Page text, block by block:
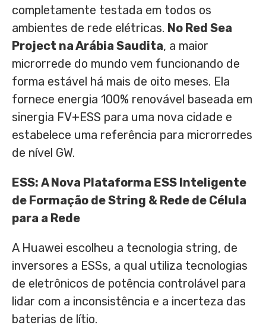
completamente testada em todos os
ambientes de rede elétricas. No Red Sea
Project na Arábia Saudita, a maior
microrrede do mundo vem funcionando de
forma estável há mais de oito meses. Ela
fornece energia 100% renovável baseada em
sinergia FV+ESS para uma nova cidade e
estabelece uma referência para microrredes
de nível GW.
ESS: A Nova Plataforma ESS Inteligente
de Formação de String & Rede de Célula
para a Rede
A Huawei escolheu a tecnologia string, de
inversores a ESSs, a qual utiliza tecnologias
de eletrônicos de potência controlável para
lidar com a inconsistência e a incerteza das
baterias de lítio.